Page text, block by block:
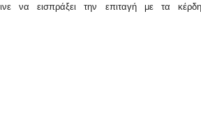
να εισπράξει την επιταγή με τα